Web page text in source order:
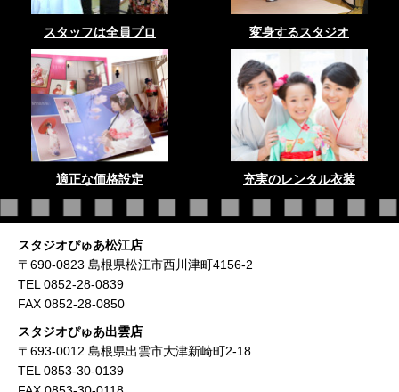
スタッフは全員プロ 変身するスタジオ
適正な価格設定 充実のレンタル衣装
スタジオぴゅあ松江店
〒690-0823 島根県松江市西川津町4156-2
TEL 0852-28-0839
FAX 0852-28-0850
スタジオぴゅあ出雲店
〒693-0012 島根県出雲市大津新崎町2-18
TEL 0853-30-0139